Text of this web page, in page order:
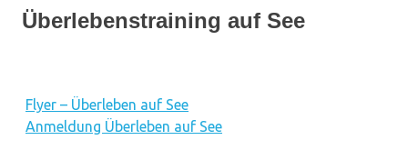
Überlebenstraining auf See
Flyer – Überleben auf See
Anmeldung Überleben auf See